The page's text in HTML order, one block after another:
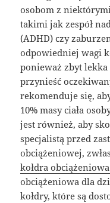
osobom z
takimi jak zespół
(ADHD) czy
odpowiedniej wagi
ponieważ zbyt
przynieść
rekomenduje się,
10% masy ciała
jest również, aby
specjalistą przed
obciążeniowej,
kołdra
obciążeniowa dla
kołdry, które są